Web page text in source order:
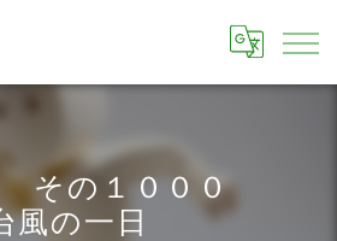
その１０００
風の一日